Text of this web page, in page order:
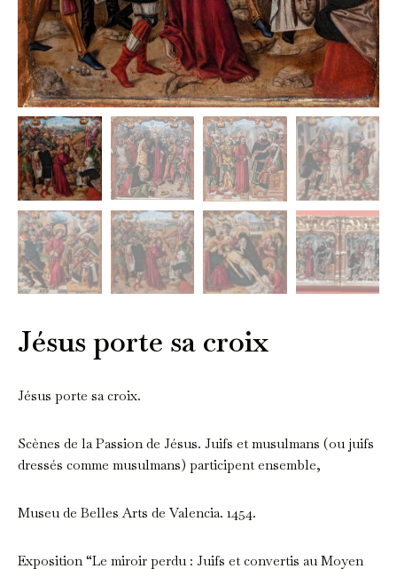
Jésus porte sa croix
Jésus porte sa croix.
Scènes de la Passion de Jésus. Juifs et musulmans (ou juifs
dressés comme musulmans) participent ensemble,
Museu de Belles Arts de Valencia. 1454.
Exposition “Le miroir perdu : Juifs et convertis au Moyen